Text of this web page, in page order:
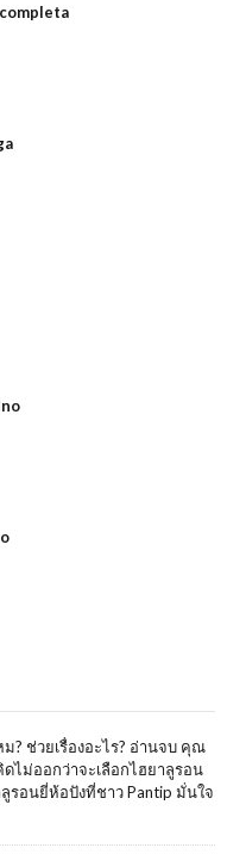
? ช่วยเรื่องอะไร? อ่านจบ คุณ
ดไม่ออกว่าจะเลือกไฮยาลูรอน
รอนยี่ห้อปังที่ชาว Pantip มั่นใจ